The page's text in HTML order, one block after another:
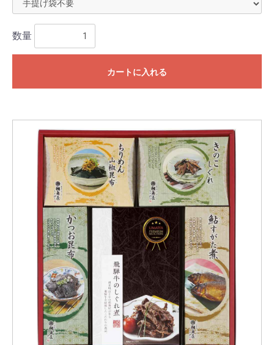
数量
カートに入れる